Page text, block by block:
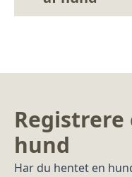
hund
Har du hentet en